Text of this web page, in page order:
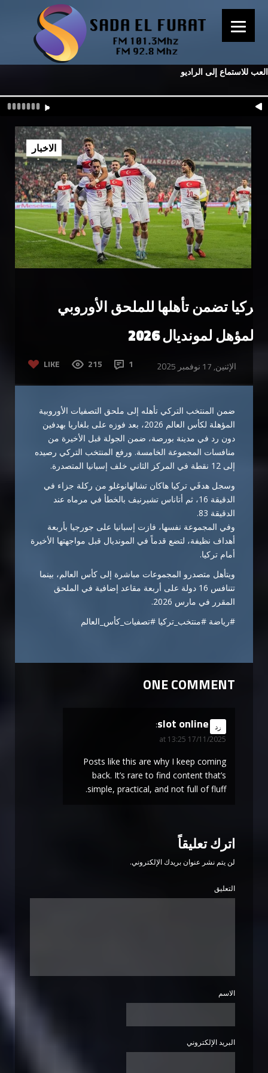
العب للاستماع إلى الراديو
تركيا تضمن تأهلها للملحق الأوروبي
المؤهل لمونديال 2026
LIKE 215 1 الإثنين, 17 نوفمبر 2025
الاخبار
ضمن المنتخب التركي تأهله إلى ملحق التصفيات الأوروبية
المؤهلة لكأس العالم 2026، بعد فوزه على بلغاريا بهدفين
دون رد في مدينة بورصة، ضمن الجولة قبل الأخيرة من
منافسات المجموعة الخامسة. ورفع المنتخب التركي رصيده
إلى 12 نقطة في المركز الثاني خلف إسبانيا المتصدرة.
وسجل هدفَي تركيا هاكان تشالهانوغلو من ركلة جزاء في
الدقيقة 16، ثم أتاناس تشيرنيف بالخطأ في مرماه عند
الدقيقة 83.
وفي المجموعة نفسها، فازت إسبانيا على جورجيا بأربعة
أهداف نظيفة، لتضع قدماً في المونديال قبل مواجهتها الأخيرة
أمام تركيا.
ويتأهل متصدرو المجموعات مباشرة إلى كأس العالم، بينما
تتنافس 16 دولة على أربعة مقاعد إضافية في الملحق
المقرر في مارس 2026.
#رياضة #منتخب_تركيا #تصفيات_كأس_العالم
ONE COMMENT
slot online
says:
17/11/2025 at 13:25
رد
Posts like this are why I keep coming
back. It’s rare to find content that’s
simple, practical, and not full of fluff.
اترك تعليقاً
لن يتم نشر عنوان بريدك الإلكتروني.
التعليق
الاسم
البريد الإلكتروني